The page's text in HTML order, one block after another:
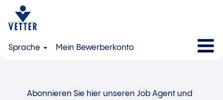
Sprache Mein Bewerberkonto
Abonnieren Sie hier unseren Job Agent und